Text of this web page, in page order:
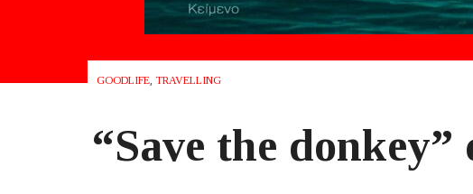
GOODLIFE, TRAVELLING
“Save the donkey”